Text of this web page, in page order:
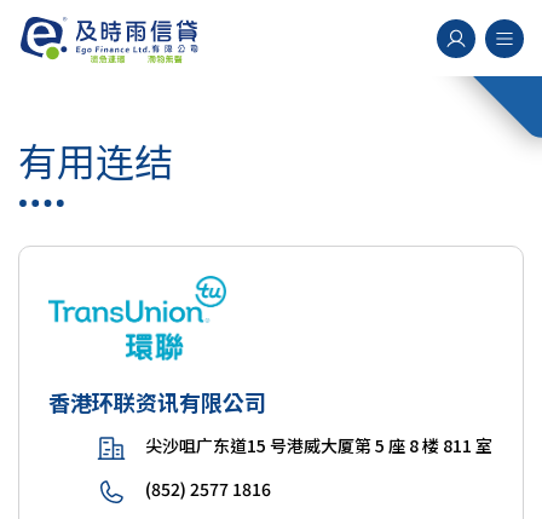
有用连结
香港环联资讯有限公司
尖沙咀广东道15 号港威大厦第 5 座 8 楼 811 室
(852) 2577 1816